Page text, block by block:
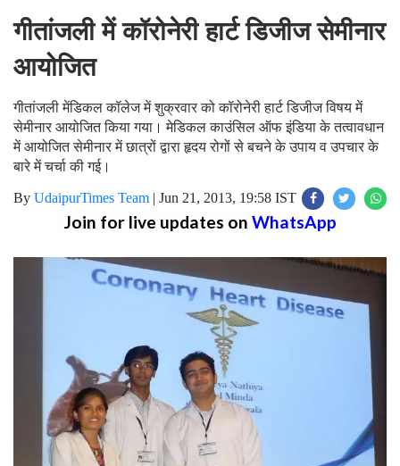
गीतांजली में कॉरोनेरी हार्ट डिजीज सेमीनार
आयोजित
गीतांजली मेंडिकल कॉलेज में शुक्रवार को कॉरोनेरी हार्ट डिजीज विषय में
सेमीनार आयोजित किया गया। मेडिकल काउंसिल ऑफ इंडिया के तत्वावधान
में आयोजित सेमीनार में छात्रों द्वारा हृदय रोगों से बचने के उपाय व उपचार के
बारे में चर्चा की गई।
By UdaipurTimes Team | Jun 21, 2013, 19:58 IST
Join for live updates on WhatsApp